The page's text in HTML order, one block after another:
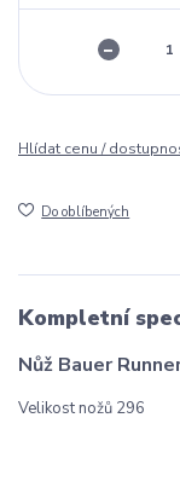
Hlídat cenu /
Do oblíbených
Kompletní
Nůž Bauer
Velikost nožů 296